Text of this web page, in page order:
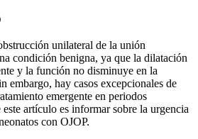
unilateral de la unión
condición benigna, ya que la dilatación
y la función no disminuye en la
embargo, hay casos excepcionales de
emergente en periodos
artículo es informar sobre la urgencia
con OJOP.